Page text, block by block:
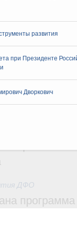
развития
при Президенте
Дворкович
по
жилья
по
ДФО